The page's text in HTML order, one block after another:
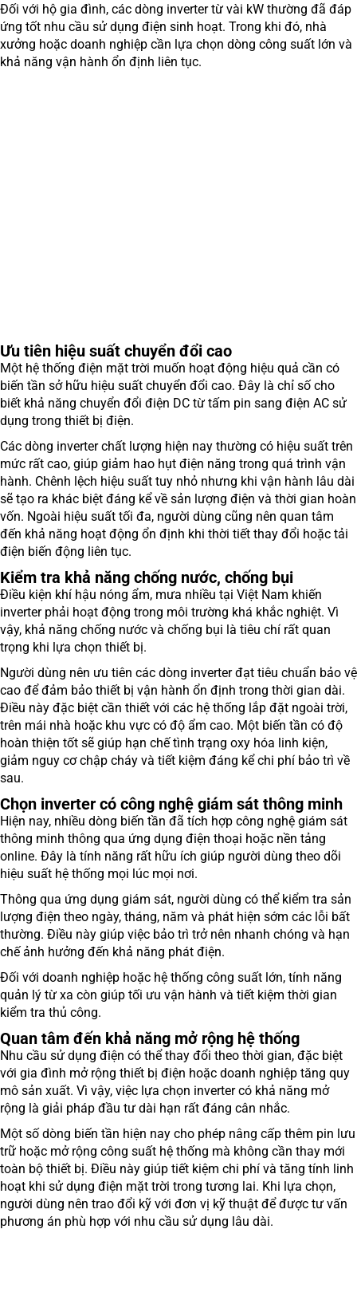
Đối với hộ gia đình, các dòng inverter từ vài kW thường đã đáp
ứng tốt nhu cầu sử dụng điện sinh hoạt. Trong khi đó, nhà
xưởng hoặc doanh nghiệp cần lựa chọn dòng công suất lớn và
khả năng vận hành ổn định liên tục.
Ưu tiên hiệu suất chuyển đổi cao
Một hệ thống điện mặt trời muốn hoạt động hiệu quả cần có
biến tần sở hữu hiệu suất chuyển đổi cao. Đây là chỉ số cho
biết khả năng chuyển đổi điện DC từ tấm pin sang điện AC sử
dụng trong thiết bị điện.
Các dòng inverter chất lượng hiện nay thường có hiệu suất trên
mức rất cao, giúp giảm hao hụt điện năng trong quá trình vận
hành. Chênh lệch hiệu suất tuy nhỏ nhưng khi vận hành lâu dài
sẽ tạo ra khác biệt đáng kể về sản lượng điện và thời gian hoàn
vốn. Ngoài hiệu suất tối đa, người dùng cũng nên quan tâm
đến khả năng hoạt động ổn định khi thời tiết thay đổi hoặc tải
điện biến động liên tục.
Kiểm tra khả năng chống nước, chống bụi
Điều kiện khí hậu nóng ẩm, mưa nhiều tại Việt Nam khiến
inverter phải hoạt động trong môi trường khá khắc nghiệt. Vì
vậy, khả năng chống nước và chống bụi là tiêu chí rất quan
trọng khi lựa chọn thiết bị.
Người dùng nên ưu tiên các dòng inverter đạt tiêu chuẩn bảo vệ
cao để đảm bảo thiết bị vận hành ổn định trong thời gian dài.
Điều này đặc biệt cần thiết với các hệ thống lắp đặt ngoài trời,
trên mái nhà hoặc khu vực có độ ẩm cao. Một biến tần có độ
hoàn thiện tốt sẽ giúp hạn chế tình trạng oxy hóa linh kiện,
giảm nguy cơ chập cháy và tiết kiệm đáng kể chi phí bảo trì về
sau.
Chọn inverter có công nghệ giám sát thông minh
Hiện nay, nhiều dòng biến tần đã tích hợp công nghệ giám sát
thông minh thông qua ứng dụng điện thoại hoặc nền tảng
online. Đây là tính năng rất hữu ích giúp người dùng theo dõi
hiệu suất hệ thống mọi lúc mọi nơi.
Thông qua ứng dụng giám sát, người dùng có thể kiểm tra sản
lượng điện theo ngày, tháng, năm và phát hiện sớm các lỗi bất
thường. Điều này giúp việc bảo trì trở nên nhanh chóng và hạn
chế ảnh hưởng đến khả năng phát điện.
Đối với doanh nghiệp hoặc hệ thống công suất lớn, tính năng
quản lý từ xa còn giúp tối ưu vận hành và tiết kiệm thời gian
kiểm tra thủ công.
Quan tâm đến khả năng mở rộng hệ thống
Nhu cầu sử dụng điện có thể thay đổi theo thời gian, đặc biệt
với gia đình mở rộng thiết bị điện hoặc doanh nghiệp tăng quy
mô sản xuất. Vì vậy, việc lựa chọn inverter có khả năng mở
rộng là giải pháp đầu tư dài hạn rất đáng cân nhắc.
Một số dòng biến tần hiện nay cho phép nâng cấp thêm pin lưu
trữ hoặc mở rộng công suất hệ thống mà không cần thay mới
toàn bộ thiết bị. Điều này giúp tiết kiệm chi phí và tăng tính linh
hoạt khi sử dụng điện mặt trời trong tương lai. Khi lựa chọn,
người dùng nên trao đổi kỹ với đơn vị kỹ thuật để được tư vấn
phương án phù hợp với nhu cầu sử dụng lâu dài.